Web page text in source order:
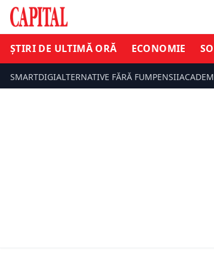
ȘTIRI DE ULTIMĂ ORĂ ECONOMIE
SMARTDIGIALTERNATIVE FĂRĂ FUMPENSII